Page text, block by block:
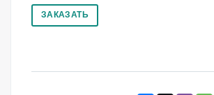
ЗАКАЗАТЬ